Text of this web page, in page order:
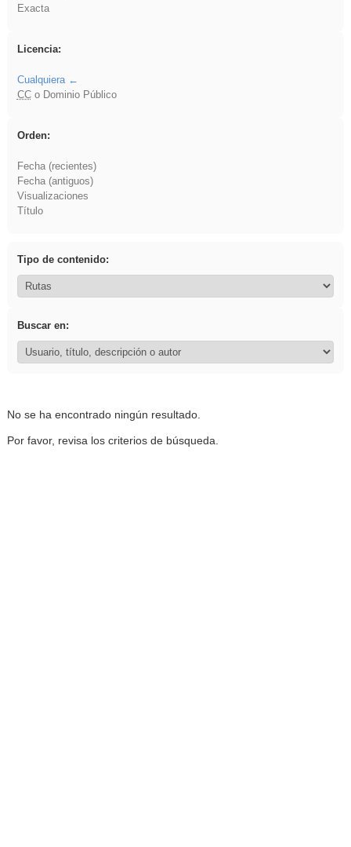
Exacta
Licencia:
Cualquiera
CCo Dominio Público
Orden:
Fecha (recientes)
Fecha (antiguos)
Visualizaciones
Título
Tipo de contenido:
Buscar en:
No se ha encontrado ningún resultado.
Por favor, revisa los criterios de búsqueda.